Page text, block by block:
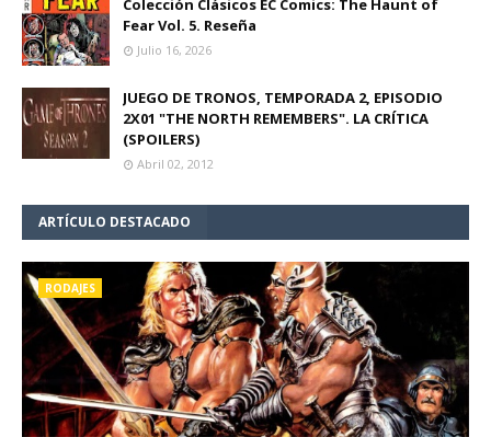
Fear Vol. 5. Reseña
Julio 16, 2026
JUEGO DE TRONOS, TEMPORADA 2, EPISODIO
2X01 "THE NORTH REMEMBERS". LA CRÍTICA
(SPOILERS)
Abril 02, 2012
ARTÍCULO DESTACADO
RODAJES